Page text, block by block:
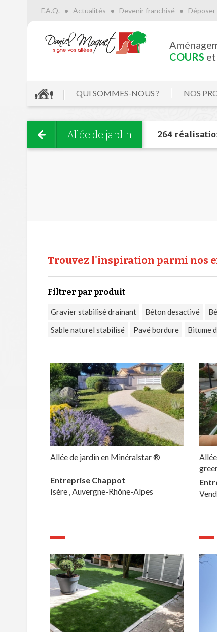
F.A.Q. Actualités Devenir franchisé Déposer
COURS et
QUI SOMMES-NOUS ? NOS
Allée de jardin 264
Trouvez l'inspiration parmi nos
Filtrer par produit
Gravier stabilisé drainant Béton desactivé
Sable naturel stabilisé
Pavé bordure Bitume
Allée de jardin en Minéralstar ®
Entreprise Chappot
Isére , Auvergne-Rhône-Alpes